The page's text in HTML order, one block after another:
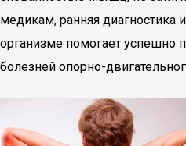
медикам, ранняя диагностика
организме помогает успешно
болезней опорно-